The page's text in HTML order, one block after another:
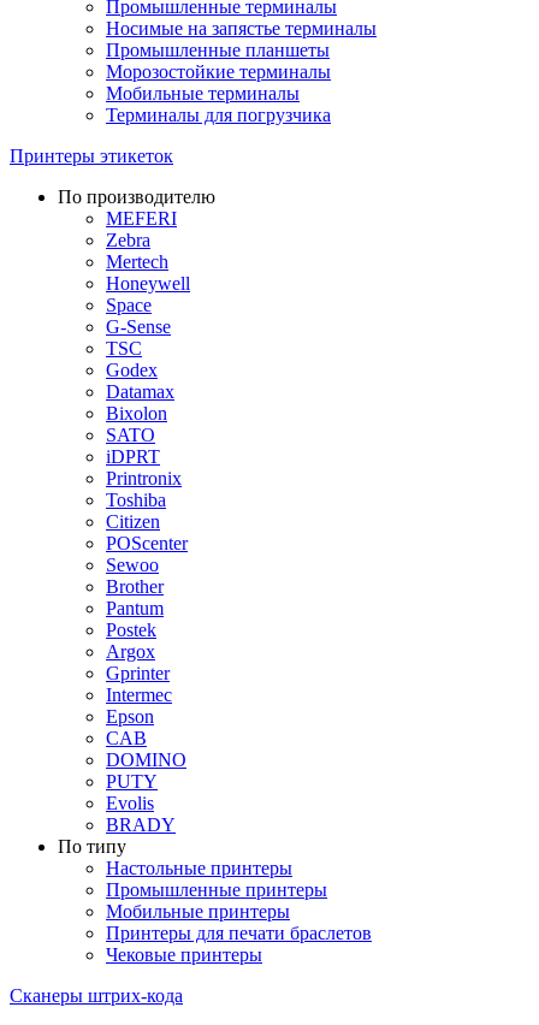
Промышленные терминалы
Носимые на запястье терминалы
Промышленные планшеты
Морозостойкие терминалы
Мобильные терминалы
Терминалы для погрузчика
Принтеры этикеток
По производителю
MEFERI
Zebra
Mertech
Honeywell
Space
G-Sense
TSC
Godex
Datamax
Bixolon
SATO
iDPRT
Printronix
Toshiba
Citizen
POScenter
Sewoo
Brother
Pantum
Postek
Argox
Gprinter
Intermec
Epson
CAB
DOMINO
PUTY
Evolis
BRADY
По типу
Настольные принтеры
Промышленные принтеры
Мобильные принтеры
Принтеры для печати браслетов
Чековые принтеры
Сканеры штрих-кода